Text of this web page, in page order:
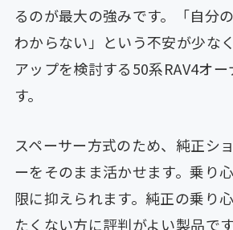
るのが最大の強みです。「自分
わからない」という不安が少な
アップを検討する50系RAV4オ
す。
スペーサー方式のため、純正シ
ーをそのまま活かせます。乗り
限に抑えられます。純正の乗り
たくない方に評判がよい製品です